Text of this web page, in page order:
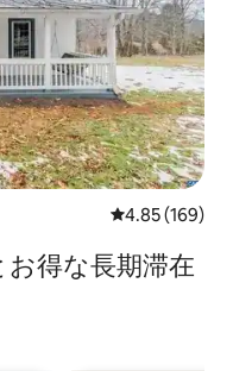
レビュー169
4.85 (169)
得⁠な長⁠期⁠滞⁠在